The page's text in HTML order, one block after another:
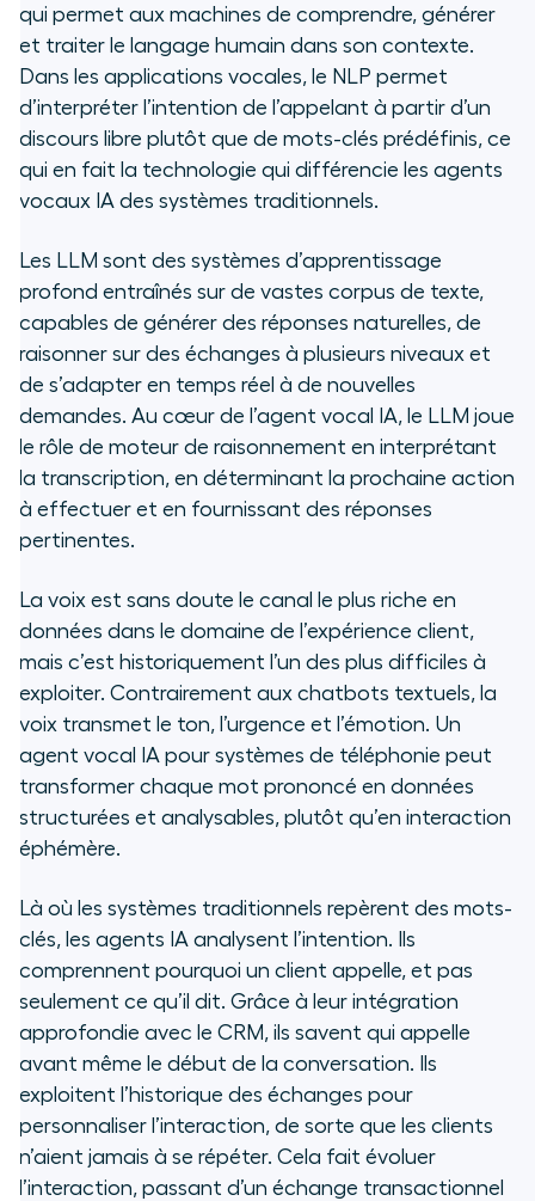
qui permet aux machines de comprendre, générer
et traiter le langage humain dans son contexte.
Dans les applications vocales, le NLP permet
d’interpréter l’intention de l’appelant à partir d’un
discours libre plutôt que de mots-clés prédéfinis, ce
qui en fait la technologie qui différencie les agents
vocaux IA des systèmes traditionnels.
Les LLM sont des systèmes d’apprentissage
profond entraînés sur de vastes corpus de texte,
capables de générer des réponses naturelles, de
raisonner sur des échanges à plusieurs niveaux et
de s’adapter en temps réel à de nouvelles
demandes. Au cœur de l’agent vocal IA, le LLM joue
le rôle de moteur de raisonnement en interprétant
la transcription, en déterminant la prochaine action
à effectuer et en fournissant des réponses
pertinentes.
La voix est sans doute le canal le plus riche en
données dans le domaine de l’expérience client,
mais c’est historiquement l’un des plus difficiles à
exploiter. Contrairement aux chatbots textuels, la
voix transmet le ton, l’urgence et l’émotion. Un
agent vocal IA pour systèmes de téléphonie peut
transformer chaque mot prononcé en données
structurées et analysables, plutôt qu’en interaction
éphémère.
Là où les systèmes traditionnels repèrent des mots-
clés, les agents IA analysent l’intention. Ils
comprennent pourquoi un client appelle, et pas
seulement ce qu’il dit. Grâce à leur intégration
approfondie avec le CRM, ils savent qui appelle
avant même le début de la conversation. Ils
exploitent l’historique des échanges pour
personnaliser l’interaction, de sorte que les clients
n’aient jamais à se répéter. Cela fait évoluer
l’interaction, passant d’un échange transactionnel